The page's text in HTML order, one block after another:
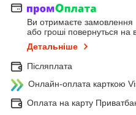
Ви отримаєте замовлення
або гроші повернуться на
Детальніше
Післяплата
Онлайн-оплата карткою
Оплата на карту